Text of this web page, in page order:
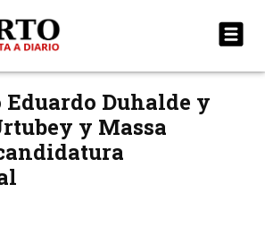
Eduardo Duhalde y
y Massa